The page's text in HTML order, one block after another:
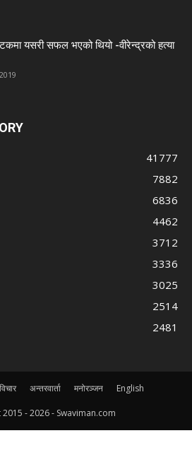
यसरी सफल भएको थियो -वीरेन्द्रको हत्या
41777
7882
6836
4462
3712
3336
3025
2514
2481
विचार अन्तरवार्ता मनोरञ्जन English
-2026 - Swaviman.com